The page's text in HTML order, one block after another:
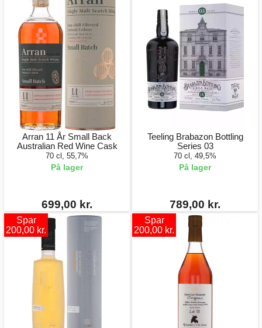
Arran 11 År Small Back
Australian Red Wine Cask
70 cl, 55,7%
På lager
699,00 kr.
Teeling Brabazon Bottling
Series 03
70 cl, 49,5%
På lager
789,00 kr.
Spar
200,00 kr.
Spar
200,00 kr.